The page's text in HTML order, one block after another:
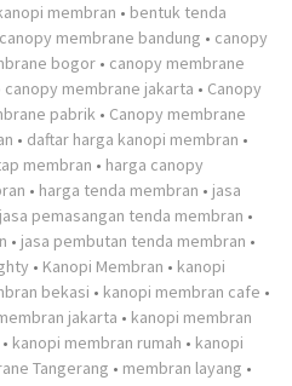
membran • bentuk tenda
canopy membrane bandung • canopy
bogor • canopy membrane
canopy membrane jakarta • Canopy
pabrik • Canopy membrane
• daftar harga kanopi membran •
membran • harga canopy
• harga tenda membran • jasa
jasa pemasangan tenda membran •
• jasa pembutan tenda membran •
• Kanopi Membran • kanopi
bekasi • kanopi membran cafe •
jakarta • kanopi membran
• kanopi membran rumah • kanopi
Tangerang • membran layang •